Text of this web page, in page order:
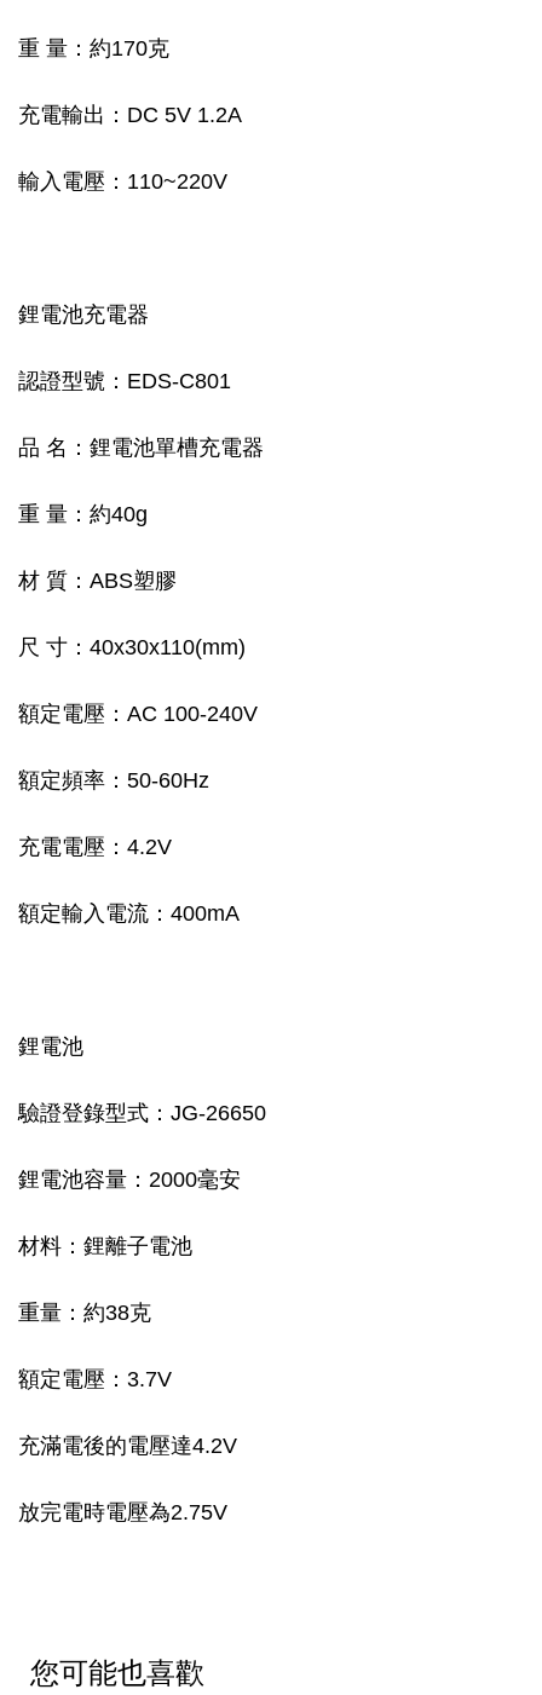
重 量：約170克
充電輸出：DC 5V 1.2A
輸入電壓：110~220V
鋰電池充電器
認證型號：EDS-C801
品 名：鋰電池單槽充電器
重 量：約40g
材 質：ABS塑膠
尺 寸：40x30x110(mm)
額定電壓：AC 100-240V
額定頻率：50-60Hz
充電電壓：4.2V
額定輸入電流：400mA
鋰電池
驗證登錄型式：JG-26650
鋰電池容量：2000毫安
材料：鋰離子電池
重量：約38克
額定電壓：3.7V
充滿電後的電壓達4.2V
放完電時電壓為2.75V
您可能也喜歡